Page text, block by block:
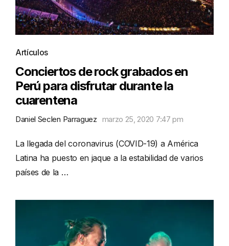
Artículos
Conciertos de rock grabados en
Perú para disfrutar durante la
cuarentena
Daniel Seclen Parraguez marzo 25, 2020 7:47 pm
La llegada del coronavirus (COVID-19) a América
Latina ha puesto en jaque a la estabilidad de varios
países de la …